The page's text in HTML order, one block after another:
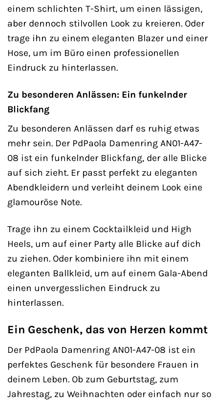
einem schlichten T-Shirt, um einen lässigen,
aber dennoch stilvollen Look zu kreieren. Oder
trage ihn zu einem eleganten Blazer und einer
Hose, um im Büro einen professionellen
Eindruck zu hinterlassen.
Zu besonderen Anlässen: Ein funkelnder
Blickfang
Zu besonderen Anlässen darf es ruhig etwas
mehr sein. Der PdPaola Damenring AN01-A47-
08 ist ein funkelnder Blickfang, der alle Blicke
auf sich zieht. Er passt perfekt zu eleganten
Abendkleidern und verleiht deinem Look eine
glamouröse Note.
Trage ihn zu einem Cocktailkleid und High
Heels, um auf einer Party alle Blicke auf dich
zu ziehen. Oder kombiniere ihn mit einem
eleganten Ballkleid, um auf einem Gala-Abend
einen unvergesslichen Eindruck zu
hinterlassen.
Ein Geschenk, das von Herzen kommt
Der PdPaola Damenring AN01-A47-08 ist ein
perfektes Geschenk für besondere Frauen in
deinem Leben. Ob zum Geburtstag, zum
Jahrestag, zu Weihnachten oder einfach nur so